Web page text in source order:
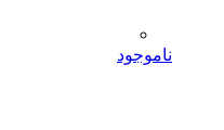
ناموجود